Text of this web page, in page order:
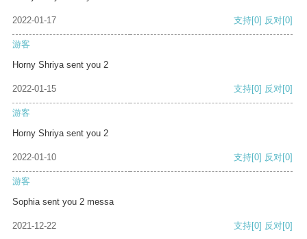
2022-01-17 支持[0] 反对[0]
游客
Horny Shriya sent you 2
2022-01-15 支持[0] 反对[0]
游客
Horny Shriya sent you 2
2022-01-10 支持[0] 反对[0]
游客
Sophia sent you 2 messa
2021-12-22 支持[0] 反对[0]